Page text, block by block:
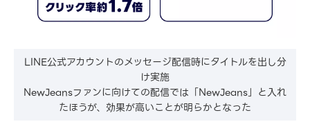
LINE公式アカウントのメッセージ配信時にタイトルを出し分
け実施
NewJeansファンに向けての配信では「NewJeans」と入れ
たほうが、効果が高いことが明らかとなった